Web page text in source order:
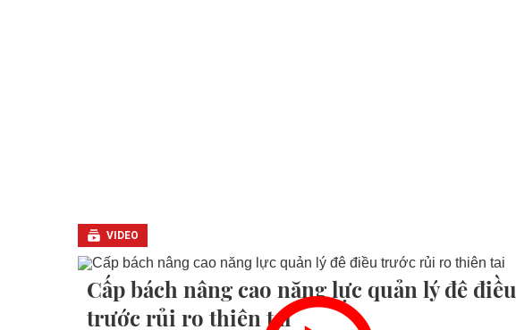
VIDEO
Cấp bách nâng cao năng lực quản lý đê điều
trước rủi ro thiên tai